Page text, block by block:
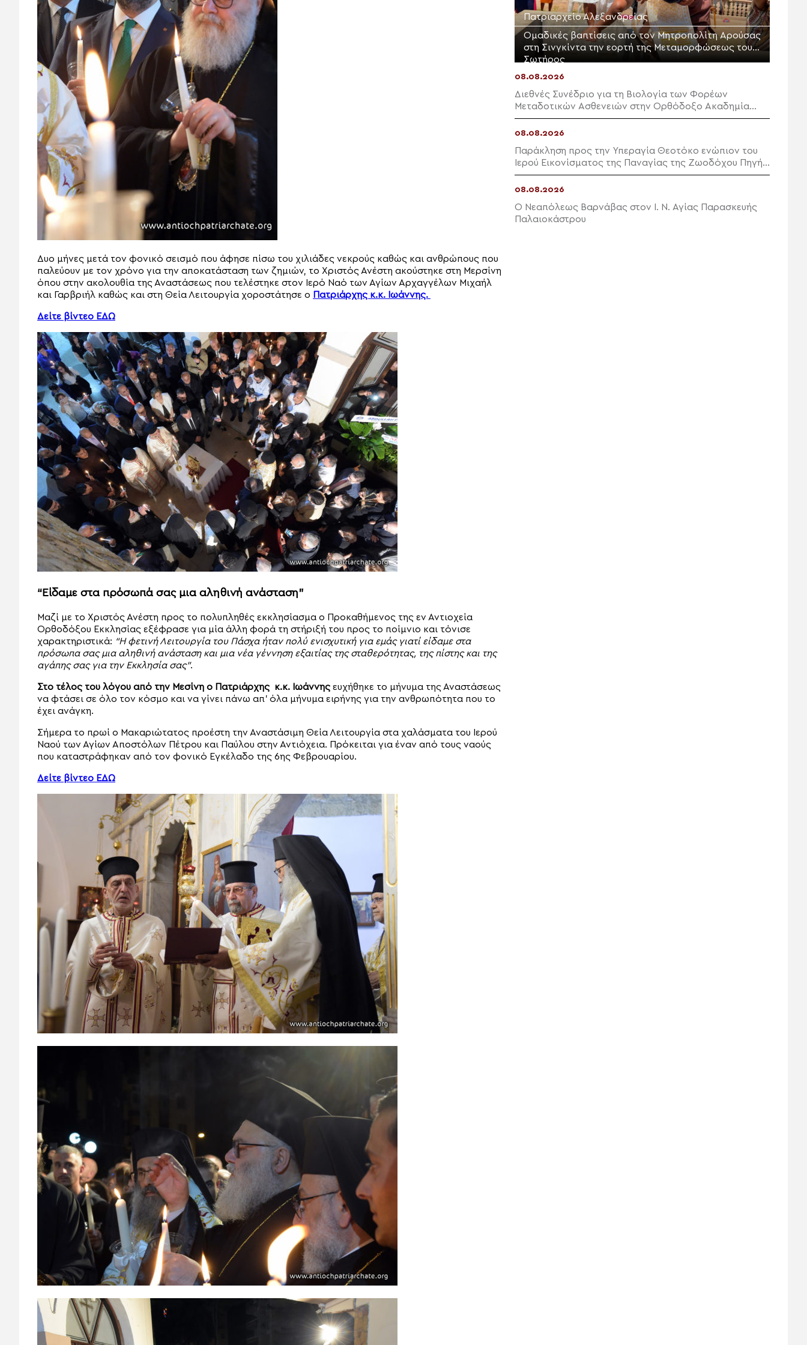
Δυο μήνες μετά τον φονικό σεισμό που άφησε πίσω του χιλιάδες νεκρούς καθώς και ανθρώπους που
παλεύουν με τον χρόνο για την αποκατάσταση των ζημιών, το Χριστός Ανέστη ακούστηκε στη Μερσίνη
όπου στην ακολουθία της Αναστάσεως που τελέστηκε στον Ιερό Ναό των Αγίων Αρχαγγέλων Μιχαήλ
και Γαρβριήλ καθώς και στη Θεία Λειτουργία χοροστάτησε ο Πατριάρχης κ.κ. Ιωάννης.
Δείτε βίντεο ΕΔΩ
“Είδαμε στα πρόσωπά σας μια αληθινή ανάσταση”
Μαζί με το Χριστός Ανέστη προς το πολυπληθές εκκλησίασμα ο Προκαθήμενος της εν Αντιοχεία
Ορθοδόξου Εκκλησίας εξέφρασε για μία άλλη φορά τη στήριξή του προς το ποίμνιο και τόνισε
χαρακτηριστικά: “Η φετινή Λειτουργία του Πάσχα ήταν πολύ ενισχυτική για εμάς γιατί είδαμε στα
πρόσωπα σας μια αληθινή ανάσταση και μια νέα γέννηση εξαιτίας της σταθερότητας, της πίστης και της
αγάπης σας για την Εκκλησία σας”.
Στο τέλος του λόγου από την Μεσίνη ο Πατριάρχης κ.κ. Ιωάννης ευχήθηκε το μήνυμα της Αναστάσεως
να φτάσει σε όλο τον κόσμο και να γίνει πάνω απ’ όλα μήνυμα ειρήνης για την ανθρωπότητα που το
έχει ανάγκη.
Σήμερα το πρωί ο Μακαριώτατος προέστη την Αναστάσιμη Θεία Λειτουργία στα χαλάσματα του Ιερού
Ναού των Αγίων Αποστόλων Πέτρου και Παύλου στην Αντιόχεια. Πρόκειται για έναν από τους ναούς
που καταστράφηκαν από τον φονικό Εγκέλαδο της 6ης Φεβρουαρίου.
Δείτε βίντεο ΕΔΩ
Πατριαρχείο Αλεξανδρείας
Ομαδικές βαπτίσεις από τον Μητροπολίτη Αρούσας
στη Σινγκίντα την εορτή της Μεταμορφώσεως του
Σωτήρος
08.08.2026
Διεθνές Συνέδριο για τη Βιολογία των Φορέων
Μεταδοτικών Ασθενειών στην Ορθόδοξο Ακαδημία
Κρήτης
08.08.2026
Παράκληση προς την Υπεραγία Θεοτόκο ενώπιον του
Ιερού Εικονίσματος της Παναγίας της Ζωοδόχου Πηγής
στην Αιδηψό
08.08.2026
Ο Νεαπόλεως Βαρνάβας στον Ι. Ν. Αγίας Παρασκευής
Παλαιοκάστρου